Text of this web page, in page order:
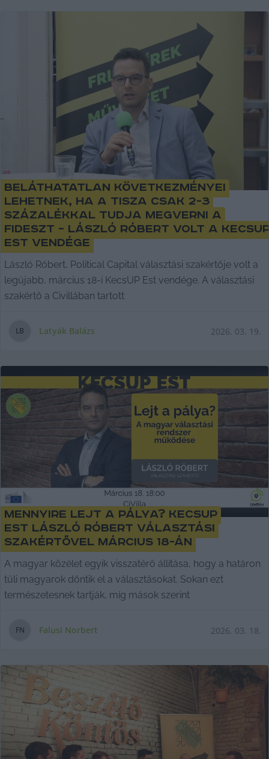
Beláthatatlan következményei
lehetnek, ha a Tisza csak 2-3
százalékkal tudja megverni a
Fideszt – László Róbert volt a
Est vendége
László Róbert, Political Capital választási szakértője volt a
legújabb, március 18-i KecsUP Est vendége. A választási
szakértő a Civillában tartott
LB Latyák Balázs 2026. 03. 19.
Mennyire lejt a pálya? KecsUP
Est László Róbert választási
szakértővel március 18-án
A magyar közélet egyik visszatérő állítása, hogy a határon
túli magyarok döntik el a választásokat. Sokan ezt
természetesnek tartják, míg mások szerint
FN Falusi Norbert 2026. 03. 18.